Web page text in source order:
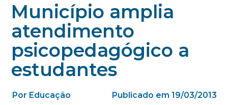
Município amplia
atendimento
psicopedagógico a
estudantes
Por Educação Publicado em 19/03/2013